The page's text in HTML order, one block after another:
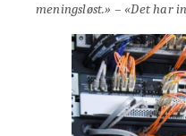
meningsløst.» – «Det har